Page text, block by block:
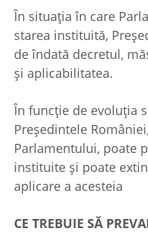
În situaţia în care
starea instituită,
de îndată decretul,
şi aplicabilitatea.
În funcţie de evoluţia
Preşedintele
Parlamentului, poate
instituite şi poate
aplicare a acesteia
CE TREBUIE SĂ